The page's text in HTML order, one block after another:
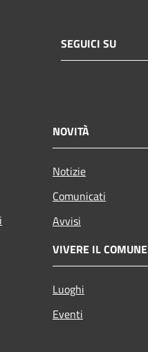
SEGUICI SU
NOVITÀ
Notizie
Comunicati
Avvisi
VIVERE IL COMUNE
Luoghi
Eventi